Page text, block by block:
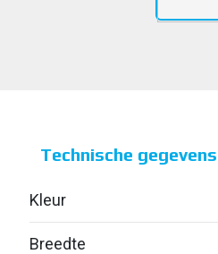
Technische gegevens
Kleur
Breedte